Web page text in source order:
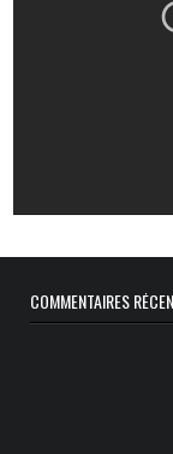
COMMENTAIRES